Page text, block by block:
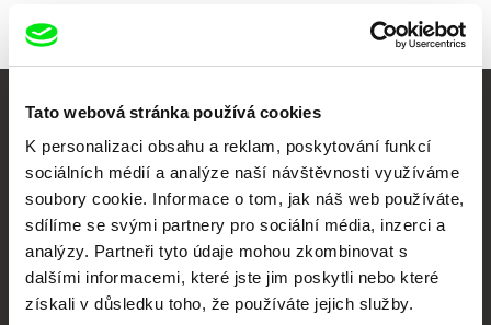
Tato webová stránka používá cookies
K personalizaci obsahu a reklam, poskytování funkcí
sociálních médií a analýze naší návštěvnosti využíváme
soubory cookie. Informace o tom, jak náš web používáte,
sdílíme se svými partnery pro sociální média, inzerci a
analýzy. Partneři tyto údaje mohou zkombinovat s
dalšími informacemi, které jste jim poskytli nebo které
získali v důsledku toho, že používáte jejich služby.
Vaše online
dokumentární kino
Nové festivalové filmy
každý týden
Portál DAFilms.cz je výsledkem tvůrčí spolupráce 7 klíčových evropských